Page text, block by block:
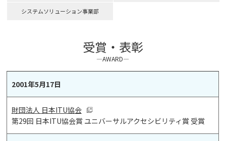
システムソリューション事業部
受賞・表彰
―AWARD―
2001年5月17日
財団法人 日本ITU協会
第29回 日本ITU協会賞 ユニバーサルアクセシビリティ賞 受賞